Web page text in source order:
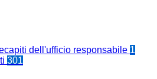
dell'ufficio responsabile 1
301